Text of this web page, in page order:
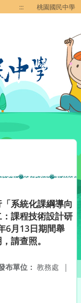
::: 桃園國民中學
系統化課綱導向
課程技術設計研
6月13日期間舉
請查照。
布單位： 教務處 |